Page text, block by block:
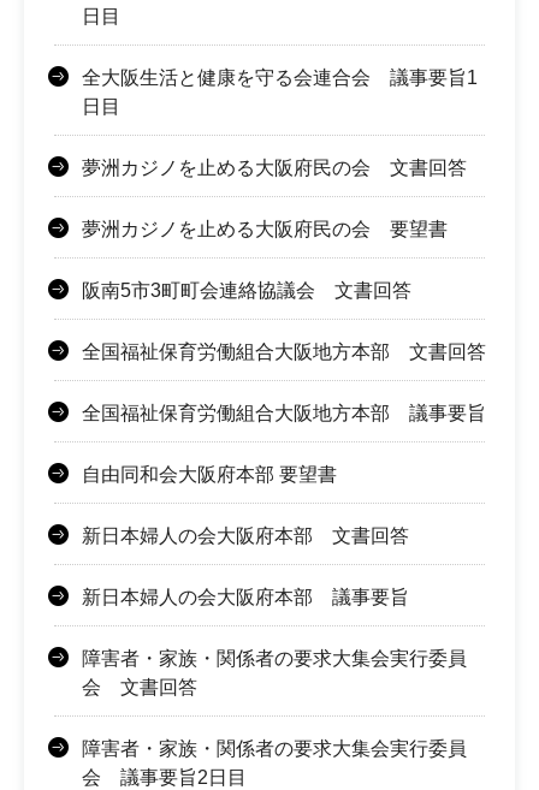
日目
全大阪生活と健康を守る会連合会 議事要旨1
日目
夢洲カジノを止める大阪府民の会 文書回答
夢洲カジノを止める大阪府民の会 要望書
阪南5市3町町会連絡協議会 文書回答
全国福祉保育労働組合大阪地方本部 文書回答
全国福祉保育労働組合大阪地方本部 議事要旨
自由同和会大阪府本部 要望書
新日本婦人の会大阪府本部 文書回答
新日本婦人の会大阪府本部 議事要旨
障害者・家族・関係者の要求大集会実行委員
会 文書回答
障害者・家族・関係者の要求大集会実行委員
会 議事要旨2日目